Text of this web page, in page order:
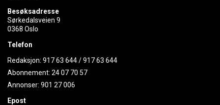
Besøksadresse
Sørkedalsveien 9
0368 Oslo
Telefon
Redaksjon: 917 63 644/917 63 644
Abonnement: 24 07 70 57
Annonser: 901 27 006
Epost